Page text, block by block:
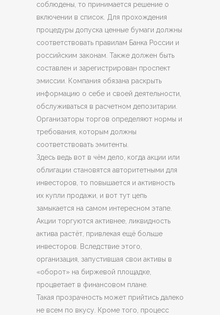
соблюдены, то принимается решение о
включении в список. Для прохождения
процедуры допуска ценные бумаги должны
соответствовать правилам Банка России и
российским законам. Также должен быть
составлен и зарегистрирован проспект
эмиссии. Компания обязана раскрыть
информацию о себе и своей деятельности,
обслуживаться в расчетном депозитарии.
Организаторы торгов определяют нормы и
требования, которым должны
соответствовать эмитенты.
Здесь ведь вот в чём дело, когда акции или
облигации становятся авторитетными для
инвесторов, то повышается и активность
их купли продажи, и вот тут цепь
замыкается на самом интересном этапе.
Акции торгуются активнее, ликвидность
актива растёт, привлекая ещё больше
инвесторов. Вследствие этого,
организация, запустившая свои активы в
«оборот» на биржевой площадке,
процветает в финансовом плане.
Такая прозрачность может прийтись далеко
не всем по вкусу. Кроме того, процесс